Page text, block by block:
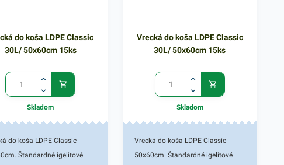
do koša LDPE Classic
30L/ 50x60cm 15ks
Skladom
do koša LDPE Classic
Štandardné igelitové
Vrecká do koša LDPE Classic
30L/ 50x60cm 15ks
Skladom
Vrecká do koša LDPE Classic
50x60cm. Štandardné igelitové